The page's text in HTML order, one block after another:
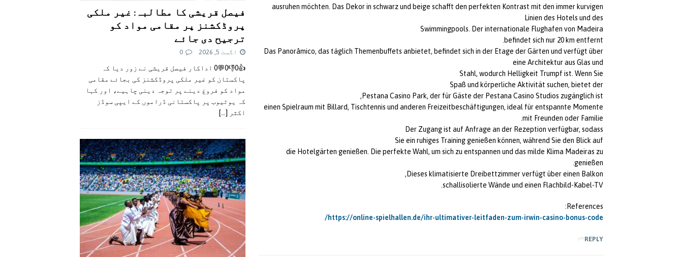
ausruhen möchten. Das Dekor in schwarz und beige schafft den perfekten Kontrast mit den immer kurvigen
Linien des Hotels und des
Swimmingpools. Der internationale Flughafen von Madeira
befindet sich nur 20 km entfernt.
Das Panorâmico, das täglich Themenbuffets anbietet, befindet sich in der Etage der Gärten und verfügt über
eine Architektur aus Glas und
Stahl, wodurch Helligkeit Trumpf ist. Wenn Sie
Spaß und körperliche Aktivität suchen, bietet der
Pestana Casino Park, der für Gäste der Pestana Casino Studios zugänglich ist,
einen Spielraum mit Billard, Tischtennis und anderen Freizeitbeschäftigungen, ideal für entspannte Momente
mit Freunden oder Familie.
Der Zugang ist auf Anfrage an der Rezeption verfügbar, sodass
Sie ein ruhiges Training genießen können, während Sie den Blick auf
die Hotelgärten genießen. Die perfekte Wahl, um sich zu entspannen und das milde Klima Madeiras zu
genießen.
Dieses klimatisierte Dreibettzimmer verfügt über einen Balkon,
schallisolierte Wände und einen Flachbild-Kabel-TV.
References:
https://online-spielhallen.de/ihr-ultimativer-leitfaden-zum-irwin-casino-bonus-code/
REPLY
فیصل قریشی کا مطالبہ: غیر ملکی
پروڈکشنز پر مقامی مواد کو
ترجیح دی جائے
اگست 5, 2026 0
👍0👎0💬0 اداکار فیصل قریشی نے زور دیا کہ
پاکستان کو غیر ملکی پروڈکشنز کی بجائے مقامی
مواد کو فروغ دینے پر توجہ دینی چاہیے، اور کہا
کہ یوٹیوب پر پاکستانی ڈراموں کے ایپی سوڈز
اکثر
[...]